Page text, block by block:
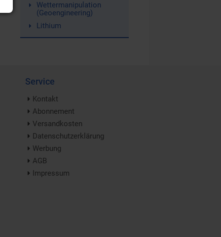
Wettermanipulation
(Geoengineering)
Lithium
Service
Kontakt
Abonnement
Versandkosten
Datenschutzerklärung
Werbung
AGB
Impressum